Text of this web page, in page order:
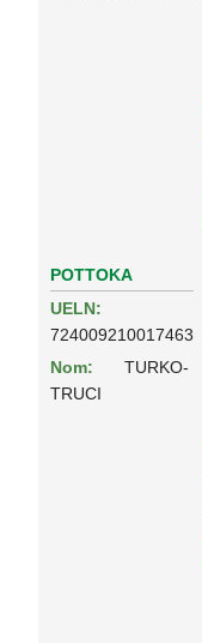
POTTOKA
UELN:
724009210017463
Nom:
TURKO-
TRUCI